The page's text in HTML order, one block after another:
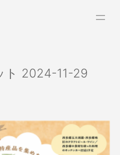
ト 2024-11-29